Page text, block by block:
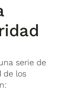
serie de
de los